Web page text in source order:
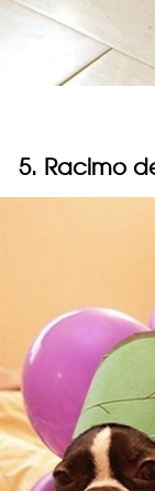
5. Racimo